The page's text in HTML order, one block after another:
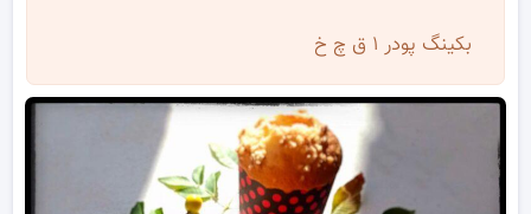
بکینگ پودر ۱ ق چ خ